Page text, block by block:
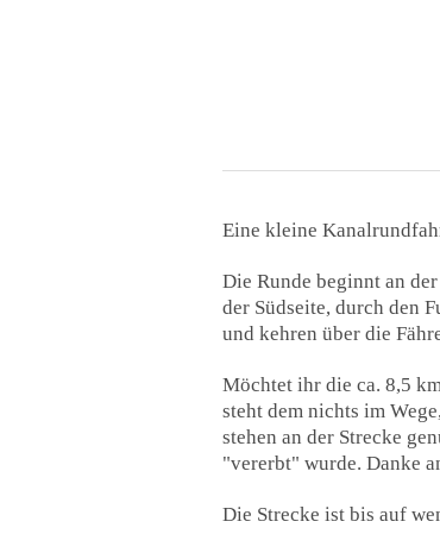
Eine kleine
Die Runde beginnt an
der Südseite, durch den
und kehren über die
Möchtet ihr die ca. 8,5
steht dem nichts im
stehen an der Strecke
"vererbt" wurde. Danke
Die Strecke ist bis auf